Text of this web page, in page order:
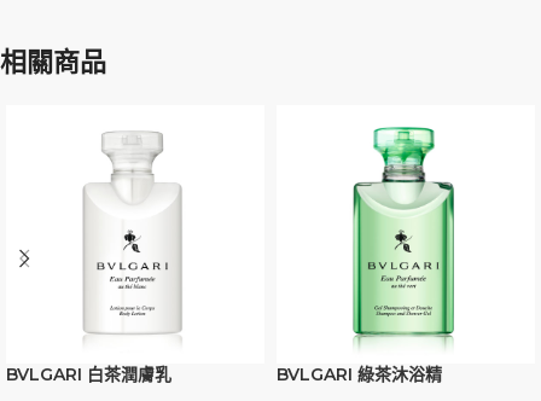
相關商品
BVLGARI 白茶潤膚乳 BVLGARI 綠茶沐浴精